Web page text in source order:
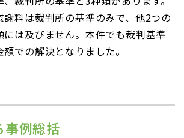
謝料は裁判所の基準のみで、他2つの
は及びません。本件でも裁判基準
での解決となりました。
事例総括